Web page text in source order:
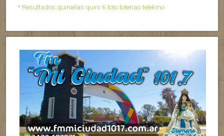
* Resultados quinielas quini 6 loto loterias telekino